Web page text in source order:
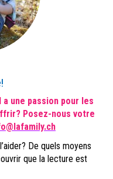
une passion pour les
Posez-nous votre
De quels moyens
que la lecture est